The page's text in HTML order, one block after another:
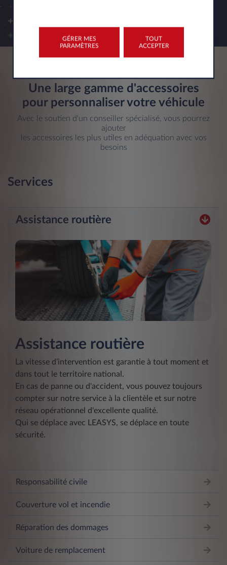
Une large gamme d'accessoires
pour personnaliser votre véhicule
Avec le soutien d'un conseiller spécialisé, vous pourrez
ajouter
les accessoires les plus utiles en adéquation avec vos
besoins
Services
Assistance routière
Assistance routière
La vitesse d’intervention est garantie à tout moment et
dans tout le territoire national.
En cas de panne ou d'accident, vous pouvez toujours
compter sur notre service à la clientèle et sur notre
réseau opérationnel d'excellente qualité.
Qui se déplace avec LEASYS, se déplace en toute
sécurité.
Responsabilité civile
Couverture vol et incendie
Réparation des dommages
Voiture de remplacement
GÉRER MES
PARAMÈTRES
TOUT
ACCEPTER